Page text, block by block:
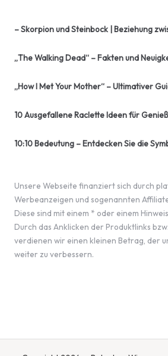
– Skorpion und Steinbock | Beziehung
„The Walking Dead“ – Fakten und
„How I Met Your Mother“ – Ultimativer
10 Ausgefallene Raclette Ideen für
10:10 Bedeutung – Entdecken Sie die
Unsere Webseite finanziert sich durch
Werbeanzeigen und sogenannten
Diese sind mit einem * oder einem
Durch das Anklicken der Produktlinks
verdienen wir einen kleinen Betrag, der
weiter zu verbessern.